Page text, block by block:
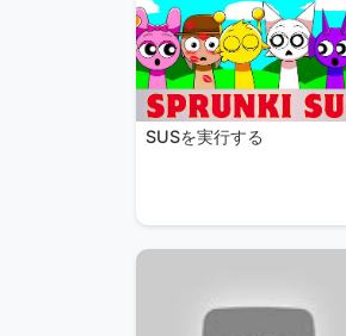
SUSを実行する